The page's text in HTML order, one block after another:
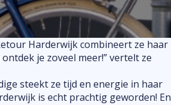
Harderwijk combineert ze haar
je zoveel meer!” vertelt ze
steekt ze tijd en energie in haar
is echt prachtig geworden! En